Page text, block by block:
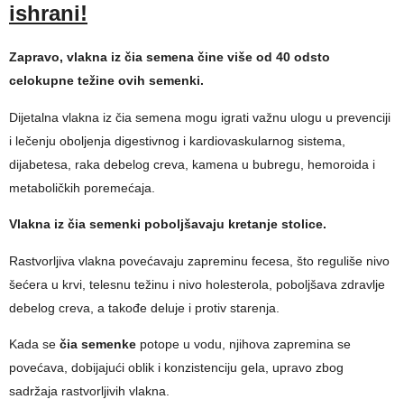
ishrani!
Zapravo, vlakna iz čia semena čine više od 40 odsto
celokupne težine ovih semenki.
Dijetalna vlakna iz čia semena mogu igrati važnu ulogu u prevenciji
i lečenju oboljenja digestivnog i kardiovaskularnog sistema,
dijabetesa, raka debelog creva, kamena u bubregu, hemoroida i
metaboličkih poremećaja.
Vlakna iz čia semenki poboljšavaju kretanje stolice.
Rastvorljiva vlakna povećavaju zapreminu fecesa, što reguliše nivo
šećera u krvi, telesnu težinu i nivo holesterola, poboljšava zdravlje
debelog creva, a takođe deluje i protiv starenja.
Kada se čia semenke potope u vodu, njihova zapremina se
povećava, dobijajući oblik i konzistenciju gela, upravo zbog
sadržaja rastvorljivih vlakna.